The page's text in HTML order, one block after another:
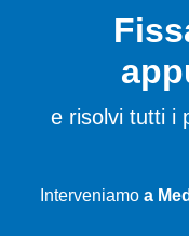
e risolvi tutti i
Interveniamo a